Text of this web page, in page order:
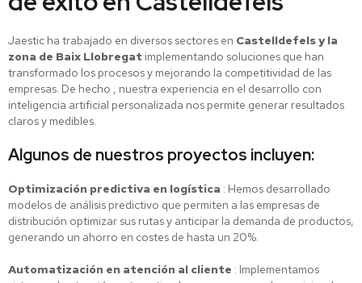
Jaestic ha trabajado en diversos sectores en Castelldefels y la
zona de Baix Llobregat implementando soluciones que han
transformado los procesos y mejorando la competitividad de las
empresas. De hecho , nuestra experiencia en el desarrollo con
inteligencia artificial personalizada nos permite generar resultados
claros y medibles.
Algunos de nuestros proyectos incluyen:
Optimización predictiva en logística : Hemos desarrollado
modelos de análisis predictivo que permiten a las empresas de
distribución optimizar sus rutas y anticipar la demanda de productos,
generando un ahorro en costes de hasta un 20%.
Automatización en atención al cliente : Implementamos